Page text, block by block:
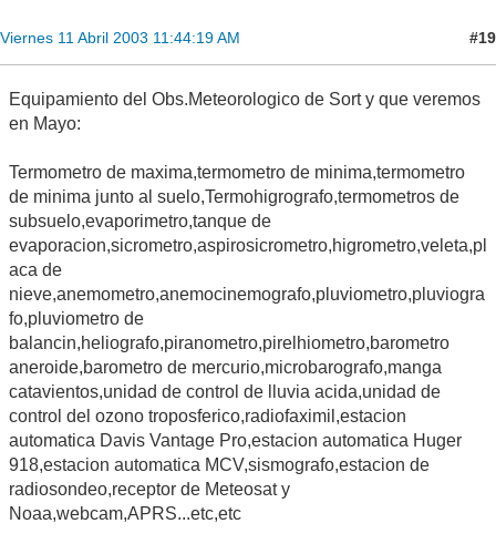
Viernes 11 Abril 2003 11:44:19 AM #19
Equipamiento del Obs.Meteorologico de Sort y que veremos
en Mayo:
Termometro de maxima,termometro de minima,termometro
de minima junto al suelo,Termohigrografo,termometros de
subsuelo,evaporimetro,tanque de
evaporacion,sicrometro,aspirosicrometro,higrometro,veleta,pl
aca de
nieve,anemometro,anemocinemografo,pluviometro,pluviogra
fo,pluviometro de
balancin,heliografo,piranometro,pirelhiometro,barometro
aneroide,barometro de mercurio,microbarografo,manga
catavientos,unidad de control de lluvia acida,unidad de
control del ozono troposferico,radiofaximil,estacion
automatica Davis Vantage Pro,estacion automatica Huger
918,estacion automatica MCV,sismografo,estacion de
radiosondeo,receptor de Meteosat y
Noaa,webcam,APRS...etc,etc